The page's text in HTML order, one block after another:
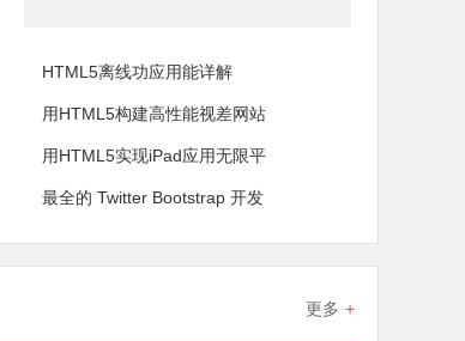
HTML5离线功应用能详解
用HTML5构建高性能视差网站
用HTML5实现iPad应用无限平
最全的 Twitter Bootstrap 开发
更多 +